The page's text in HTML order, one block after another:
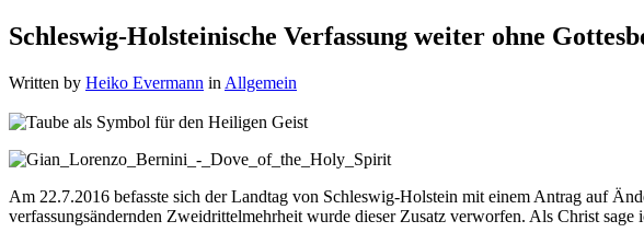
Schleswig-Holsteinische Verfassung weiter ohne
Written by Heiko Evermann in Allgemein
Am 22.7.2016 befasste sich der Landtag von Schleswig-Holstein mit einem Antrag auf
verfassungsändernden Zweidrittelmehrheit wurde dieser Zusatz verworfen. Als Christ